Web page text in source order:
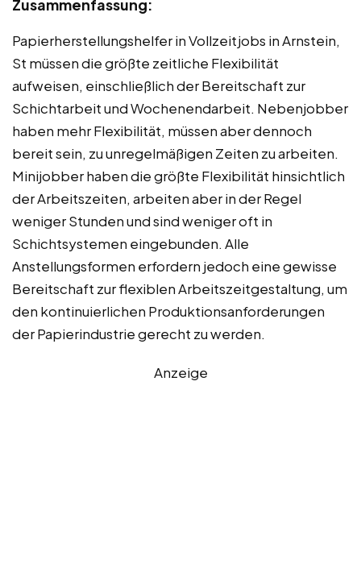
Zusammenfassung:
Papierherstellungshelfer in Vollzeitjobs in Arnstein,
St müssen die größte zeitliche Flexibilität
aufweisen, einschließlich der Bereitschaft zur
Schichtarbeit und Wochenendarbeit. Nebenjobber
haben mehr Flexibilität, müssen aber dennoch
bereit sein, zu unregelmäßigen Zeiten zu arbeiten.
Minijobber haben die größte Flexibilität hinsichtlich
der Arbeitszeiten, arbeiten aber in der Regel
weniger Stunden und sind weniger oft in
Schichtsystemen eingebunden. Alle
Anstellungsformen erfordern jedoch eine gewisse
Bereitschaft zur flexiblen Arbeitszeitgestaltung, um
den kontinuierlichen Produktionsanforderungen
der Papierindustrie gerecht zu werden.
Anzeige